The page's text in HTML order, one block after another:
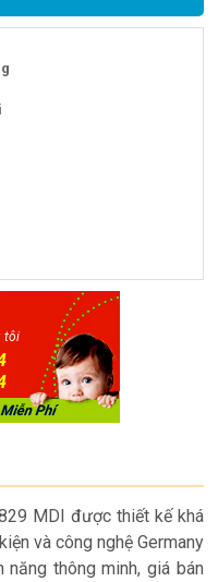
tôi
MDI được thiết kế khá
và công nghệ Germany
thông minh, giá bán